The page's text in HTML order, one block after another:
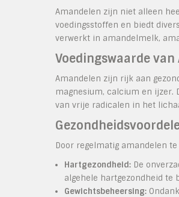
Amandelen zijn niet alleen
voedingsstoffen en biedt
verwerkt in amandelmelk,
Voedingswaarde
Amandelen zijn rijk aan
magnesium, calcium en ijzer.
van vrije radicalen in het
Door regelmatig amandelen
Hartgezondheid: De
algehele hartgezondheid te
Gewichtsbeheersing: